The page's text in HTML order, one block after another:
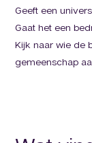
Geeft een
Gaat het een
Kijk naar wie de
gemeenschap